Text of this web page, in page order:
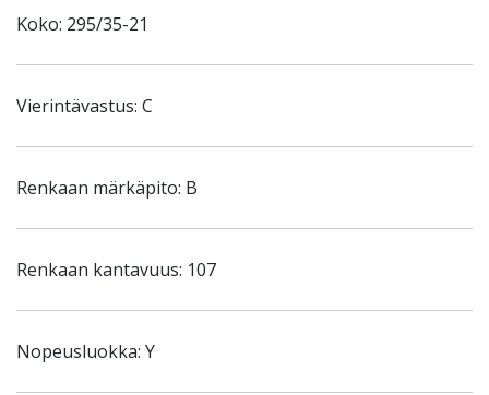
Koko: 295/35-21
Vierintävastus: C
Renkaan märkäpito: B
Renkaan kantavuus: 107
Nopeusluokka: Y